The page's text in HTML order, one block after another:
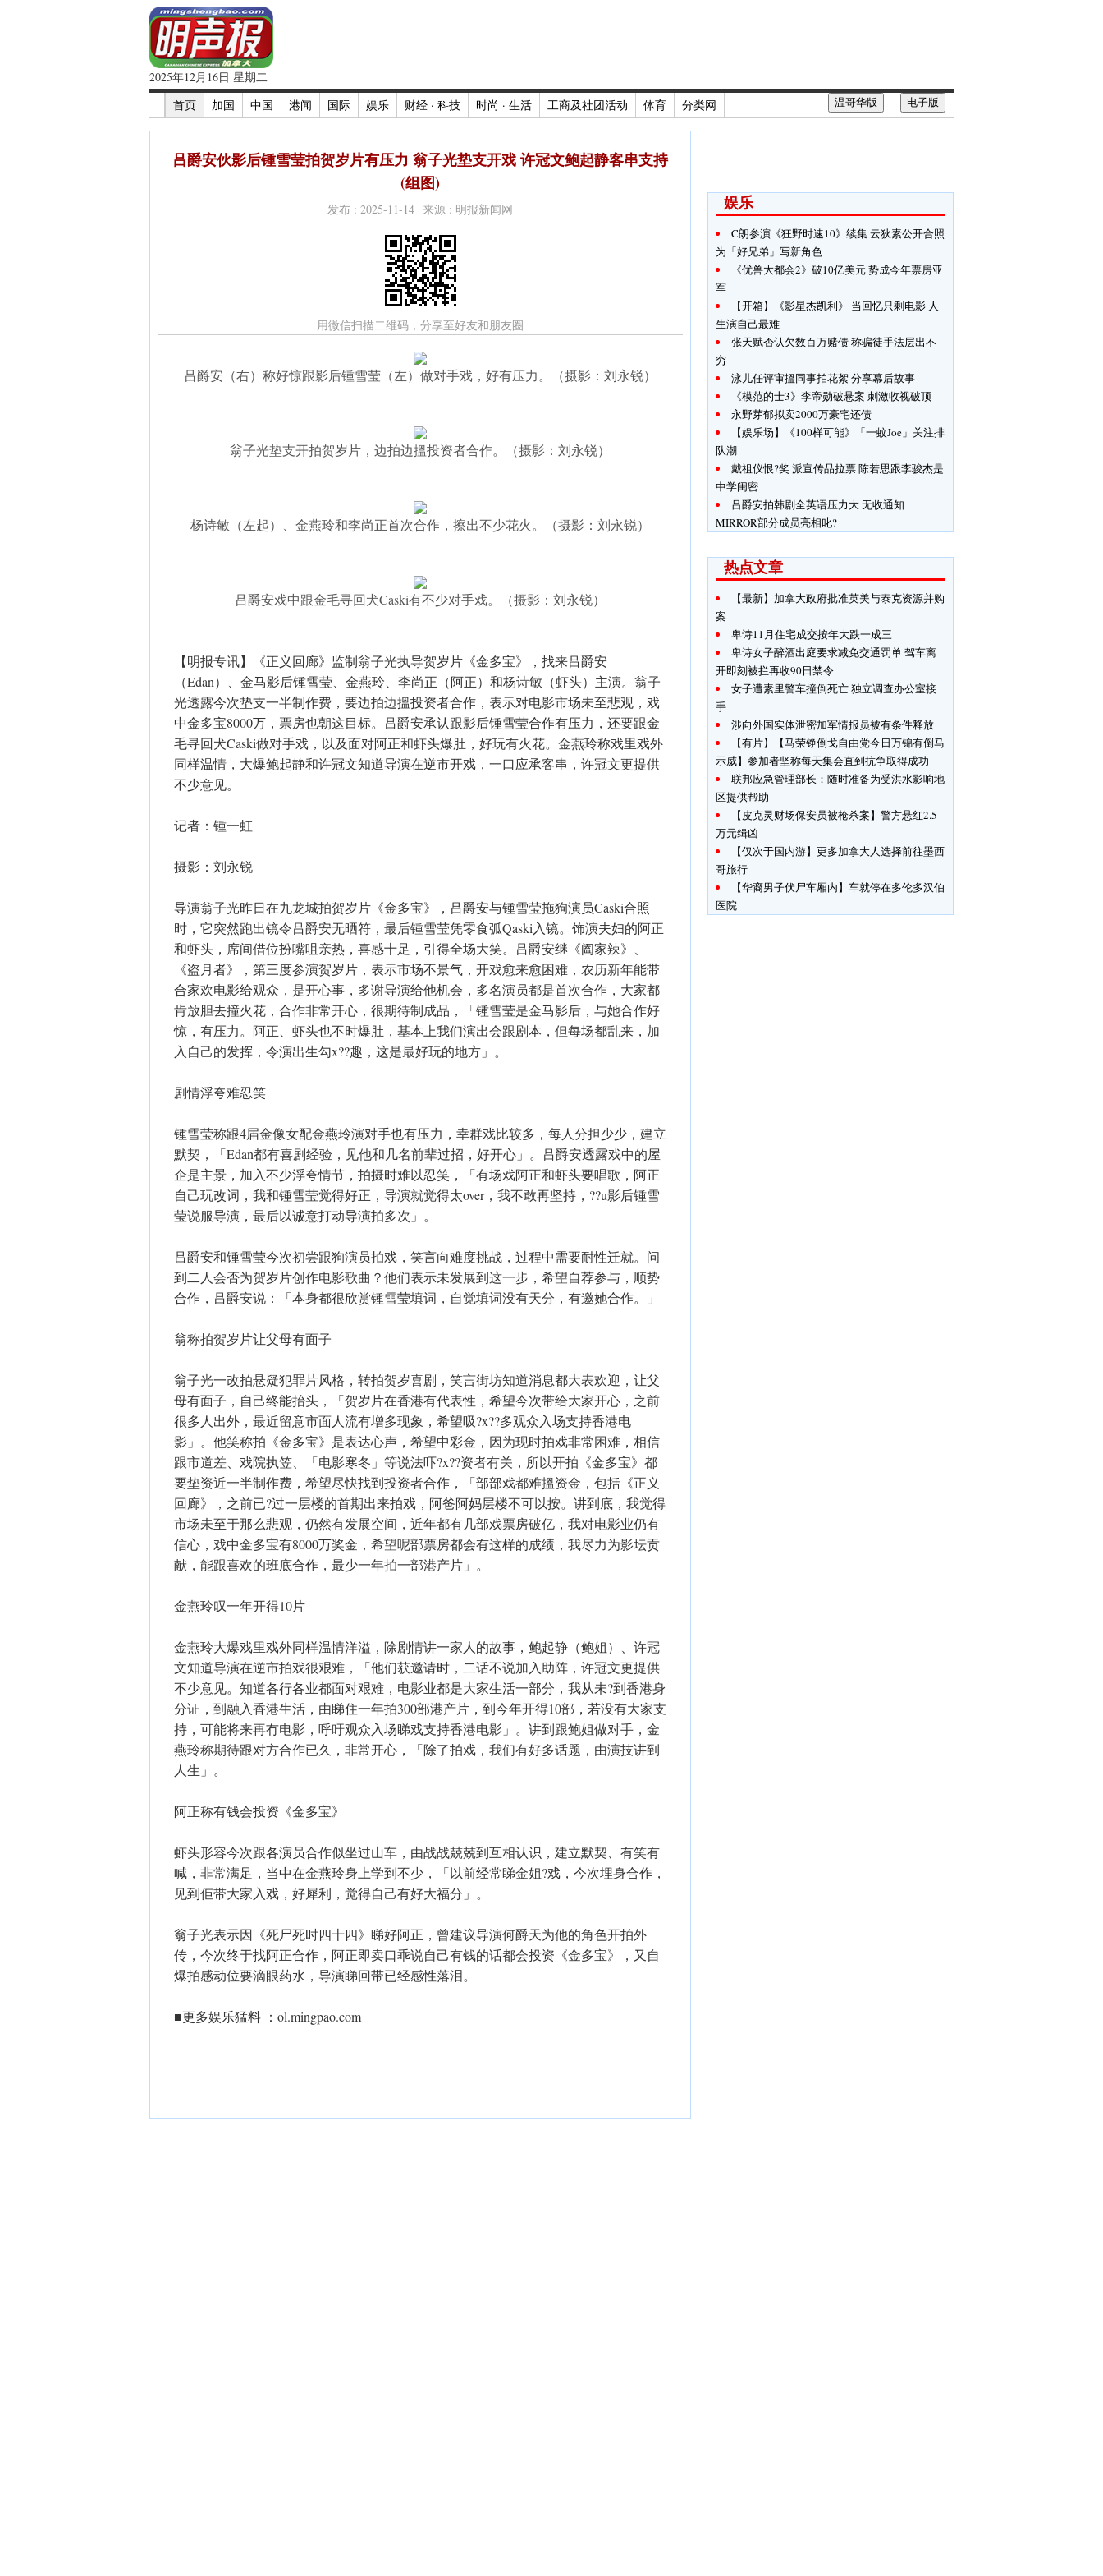
2025年12月16日 星期二
首页
加国 中国 港闻 国际 娱乐 财经 · 科技 时尚 · 生活 工商及社团活动 体育 分类网 电子版
温哥华版
吕爵安伙影后锺雪莹拍贺岁片有压力 翁子光垫支开戏 许冠文鲍起静客串支持
(组图)
发布 : 2025-11-14 来源 : 明报新闻网
用微信扫描二维码，分享至好友和朋友圈
吕爵安（右）称好惊跟影后锺雪莹（左）做对手戏，好有压力。（摄影：刘永锐）
翁子光垫支开拍贺岁片，边拍边搵投资者合作。（摄影：刘永锐）
杨诗敏（左起）、金燕玲和李尚正首次合作，擦出不少花火。（摄影：刘永锐）
吕爵安戏中跟金毛寻回犬Caski有不少对手戏。（摄影：刘永锐）
【明报专讯】《正义回廊》监制翁子光执导贺岁片《金多宝》，找来吕爵安
（Edan）、金马影后锺雪莹、金燕玲、李尚正（阿正）和杨诗敏（虾头）主演。翁子
光透露今次垫支一半制作费，要边拍边搵投资者合作，表示对电影市场未至悲观，戏
中金多宝8000万，票房也朝这目标。吕爵安承认跟影后锺雪莹合作有压力，还要跟金
毛寻回犬Caski做对手戏，以及面对阿正和虾头爆肚，好玩有火花。金燕玲称戏里戏外
同样温情，大爆鲍起静和许冠文知道导演在逆市开戏，一口应承客串，许冠文更提供
不少意见。
记者：锺一虹
摄影：刘永锐
导演翁子光昨日在九龙城拍贺岁片《金多宝》，吕爵安与锺雪莹拖狗演员Caski合照
时，它突然跑出镜令吕爵安无晒符，最后锺雪莹凭零食弧Qaski入镜。饰演夫妇的阿正
和虾头，席间借位扮嘴咀亲热，喜感十足，引得全场大笑。吕爵安继《阖家辣》、
《盗月者》，第三度参演贺岁片，表示市场不景气，开戏愈来愈困难，农历新年能带
合家欢电影给观众，是开心事，多谢导演给他机会，多名演员都是首次合作，大家都
肯放胆去撞火花，合作非常开心，很期待制成品，「锺雪莹是金马影后，与她合作好
惊，有压力。阿正、虾头也不时爆肚，基本上我们演出会跟剧本，但每场都乱来，加
入自己的发挥，令演出生勾x??趣，这是最好玩的地方」。
剧情浮夸难忍笑
锺雪莹称跟4届金像女配金燕玲演对手也有压力，幸群戏比较多，每人分担少少，建立
默契，「Edan都有喜剧经验，见他和几名前辈过招，好开心」。吕爵安透露戏中的屋
企是主景，加入不少浮夸情节，拍摄时难以忍笑，「有场戏阿正和虾头要唱歌，阿正
自己玩改词，我和锺雪莹觉得好正，导演就觉得太over，我不敢再坚持，??u影后锺雪
莹说服导演，最后以诚意打动导演拍多次」。
吕爵安和锺雪莹今次初尝跟狗演员拍戏，笑言向难度挑战，过程中需要耐性迁就。问
到二人会否为贺岁片创作电影歌曲？他们表示未发展到这一步，希望自荐参与，顺势
合作，吕爵安说：「本身都很欣赏锺雪莹填词，自觉填词没有天分，有邀她合作。」
翁称拍贺岁片让父母有面子
翁子光一改拍悬疑犯罪片风格，转拍贺岁喜剧，笑言街坊知道消息都大表欢迎，让父
母有面子，自己终能抬头，「贺岁片在香港有代表性，希望今次带给大家开心，之前
很多人出外，最近留意市面人流有增多现象，希望吸?x??多观众入场支持香港电
影」。他笑称拍《金多宝》是表达心声，希望中彩金，因为现时拍戏非常困难，相信
跟市道差、戏院执笠、「电影寒冬」等说法吓?x??资者有关，所以开拍《金多宝》都
要垫资近一半制作费，希望尽快找到投资者合作，「部部戏都难搵资金，包括《正义
回廊》，之前已?过一层楼的首期出来拍戏，阿爸阿妈层楼不可以按。讲到底，我觉得
市场未至于那么悲观，仍然有发展空间，近年都有几部戏票房破亿，我对电影业仍有
信心，戏中金多宝有8000万奖金，希望呢部票房都会有这样的成绩，我尽力为影坛贡
献，能跟喜欢的班底合作，最少一年拍一部港产片」。
金燕玲叹一年开得10片
金燕玲大爆戏里戏外同样温情洋溢，除剧情讲一家人的故事，鲍起静（鲍姐）、许冠
文知道导演在逆市拍戏很艰难，「他们获邀请时，二话不说加入助阵，许冠文更提供
不少意见。知道各行各业都面对艰难，电影业都是大家生活一部分，我从未?到香港身
分证，到融入香港生活，由睇住一年拍300部港产片，到今年开得10部，若没有大家支
持，可能将来再冇电影，呼吁观众入场睇戏支持香港电影」。讲到跟鲍姐做对手，金
燕玲称期待跟对方合作已久，非常开心，「除了拍戏，我们有好多话题，由演技讲到
人生」。
阿正称有钱会投资《金多宝》
虾头形容今次跟各演员合作似坐过山车，由战战兢兢到互相认识，建立默契、有笑有
喊，非常满足，当中在金燕玲身上学到不少，「以前经常睇金姐?戏，今次埋身合作，
见到佢带大家入戏，好犀利，觉得自己有好大福分」。
翁子光表示因《死尸死时四十四》睇好阿正，曾建议导演何爵天为他的角色开拍外
传，今次终于找阿正合作，阿正即卖口乖说自己有钱的话都会投资《金多宝》，又自
爆拍感动位要滴眼药水，导演睇回带已经感性落泪。
■更多娱乐猛料 ：ol.mingpao.com
娱乐
C朗参演《狂野时速10》续集 云狄素公开合照
为「好兄弟」写新角色
《优兽大都会2》破10亿美元 势成今年票房亚
军
【开箱】《影星杰凯利》 当回忆只剩电影 人
生演自己最难
张天赋否认欠数百万赌债 称骗徒手法层出不
穷
泳儿任评审搵同事拍花絮 分享幕后故事
《模范的士3》李帝勋破悬案 刺激收视破顶
永野芽郁拟卖2000万豪宅还债
【娱乐场】《100样可能》「一蚊Joe」关注排
队潮
戴祖仪恨?奖 派宣传品拉票 陈若思跟李骏杰是
中学闺密
吕爵安拍韩剧全英语压力大 无收通知
MIRROR部分成员亮相叱?
热点文章
【最新】加拿大政府批准英美与泰克资源并购
案
卑诗11月住宅成交按年大跌一成三
卑诗女子醉酒出庭要求减免交通罚单 驾车离
开即刻被拦再收90日禁令
女子遭素里警车撞倒死亡 独立调查办公室接
手
涉向外国实体泄密加军情报员被有条件释放
【有片】【马荣铮倒戈自由党今日万锦有倒马
示威】参加者坚称每天集会直到抗争取得成功
联邦应急管理部长：随时准备为受洪水影响地
区提供帮助
【皮克灵财场保安员被枪杀案】警方悬红2.5
万元缉凶
【仅次于国内游】更多加拿大人选择前往墨西
哥旅行
【华裔男子伏尸车厢内】车就停在多伦多汉伯
医院